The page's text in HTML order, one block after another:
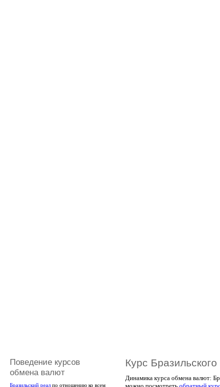
Поведение курсов
обмена валют
Бразильский реал по отношению ко всем
Курс
Динамика курса обмена валют: